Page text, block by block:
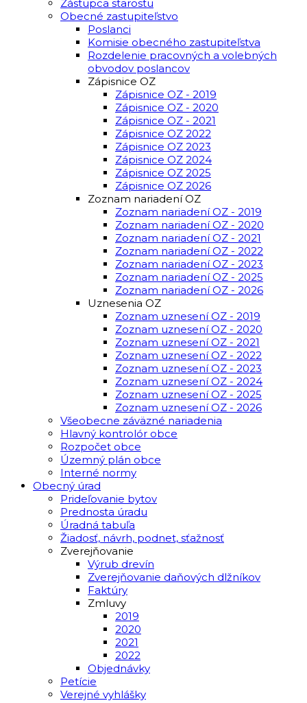
Zástupca starostu
Obecné zastupiteľstvo
Poslanci
Komisie obecného zastupiteľstva
Rozdelenie pracovných a volebných
obvodov poslancov
Zápisnice OZ
Zápisnice OZ - 2019
Zápisnice OZ - 2020
Zápisnice OZ - 2021
Zápisnice OZ 2022
Zápisnice OZ 2023
Zápisnice OZ 2024
Zápisnice OZ 2025
Zápisnice OZ 2026
Zoznam nariadení OZ
Zoznam nariadení OZ - 2019
Zoznam nariadení OZ - 2020
Zoznam nariadení OZ - 2021
Zoznam nariadení OZ - 2022
Zoznam nariadení OZ - 2023
Zoznam nariadení OZ - 2025
Zoznam nariadení OZ - 2026
Uznesenia OZ
Zoznam uznesení OZ - 2019
Zoznam uznesení OZ - 2020
Zoznam uznesení OZ - 2021
Zoznam uznesení OZ - 2022
Zoznam uznesení OZ - 2023
Zoznam uznesení OZ - 2024
Zoznam uznesení OZ - 2025
Zoznam uznesení OZ - 2026
Všeobecne záväzné nariadenia
Hlavný kontrolór obce
Rozpočet obce
Územný plán obce
Interné normy
Obecný úrad
Prideľovanie bytov
Prednosta úradu
Úradná tabuľa
Žiadosť, návrh, podnet, sťažnosť
Zverejňovanie
Výrub drevín
Zverejňovanie daňových dlžníkov
Faktúry
Zmluvy
2019
2020
2021
2022
Objednávky
Petície
Verejné vyhlášky